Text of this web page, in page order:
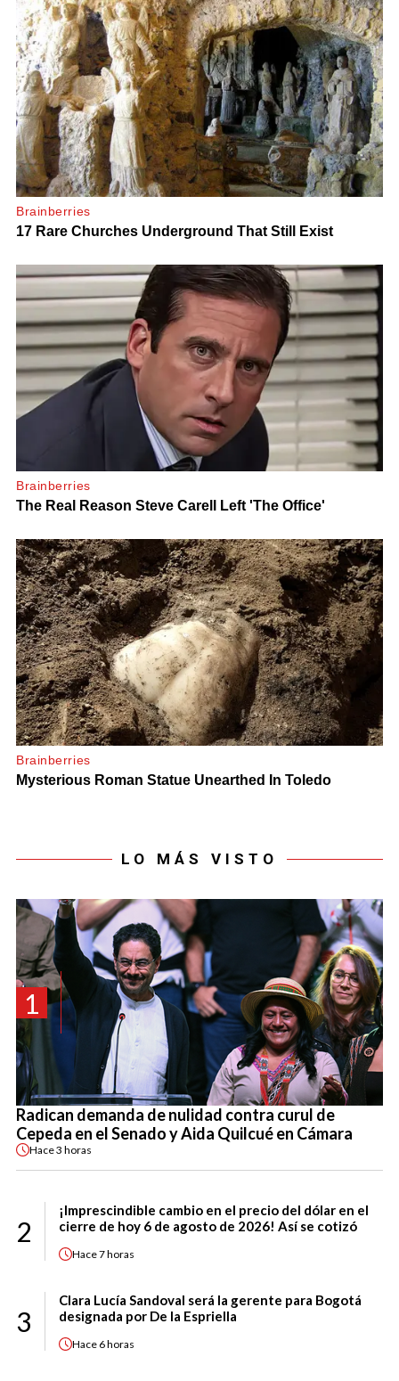
LO MÁS VISTO
1
Radican demanda de nulidad contra curul de
Cepeda en el Senado y Aida Quilcué en Cámara
Hace3 horas
2
¡Imprescindible cambio en el precio del dólar en el
cierre de hoy 6 de agosto de 2026! Así se cotizó
Hace7 horas
3
Clara Lucía Sandoval será la gerente para Bogotá
designada por De la Espriella
Hace 6 horas